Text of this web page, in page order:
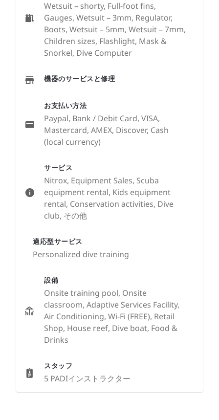
サービス
Nitrox, Equipment Sales, Scuba
equipment rental, Kids equipment
rental, Conservation activities, Dive
club, その他
適応型サービス
Personalized dive training
設備
Onsite training pool, Onsite
classroom, Adaptive Services Facility,
Air Conditioning, Wi-Fi (FREE), Retail
Shop, House reef, Dive boat, Food &
Drinks
スタッフ
5 PADIインストラクター
Wetsuit – shorty, Full-foot fins,
Gauges, Wetsuit – 3mm, Regulator,
Boots, Wetsuit – 5mm, Wetsuit – 7mm,
Children sizes, Flashlight, Mask &
Snorkel, Dive Computer
機器のサービスと修理
お支払い方法
Paypal, Bank / Debit Card, VISA,
Mastercard, AMEX, Discover, Cash
(local currency)